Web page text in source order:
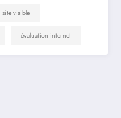
site visible
évaluation internet